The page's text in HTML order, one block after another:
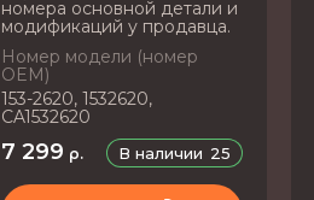
номера основной детали и
модификаций у продавца.
Номер модели (номер
OEM)
153-2620, 1532620,
CA1532620
В наличии 25
7 299 р.